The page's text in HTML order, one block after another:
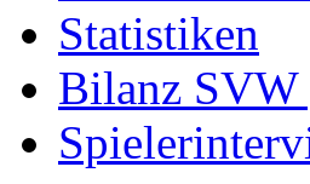
Statistiken
Bilanz SVW